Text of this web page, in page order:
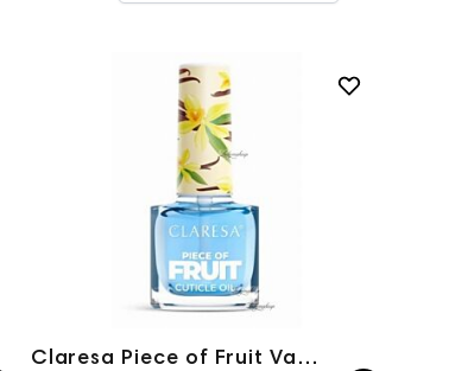
Claresa Piece of Fruit Vanilla 5g